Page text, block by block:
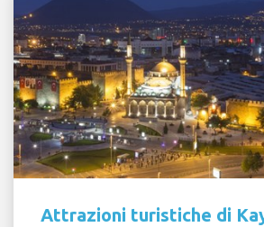
Attrazioni turistiche di